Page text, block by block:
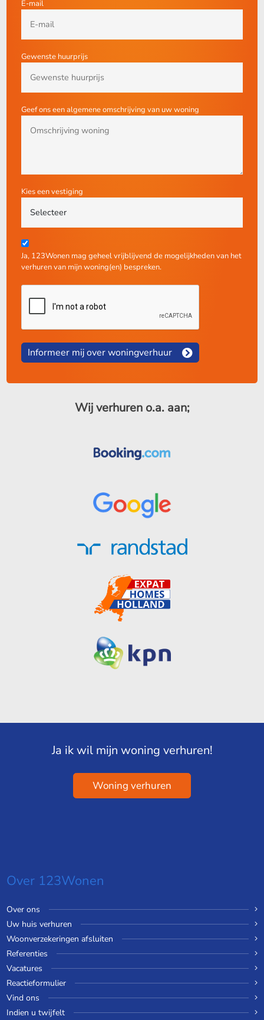
E-mail
Gewenste huurprijs
Geef ons een algemene omschrijving van uw woning
Kies een vestiging
Ja, 123Wonen mag geheel vrijblijvend de mogelijkheden van het
verhuren van mijn woning(en) bespreken.
Informeer mij over woningverhuur
Wij verhuren o.a. aan;
Ja ik wil mijn woning verhuren!
Woning verhuren
Over 123Wonen
Over ons
Uw huis verhuren
Woonverzekeringen afsluiten
Referenties
Vacatures
Reactieformulier
Vind ons
Indien u twijfelt